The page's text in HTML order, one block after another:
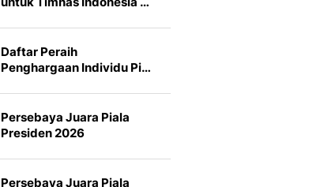
Daftar Peraih
Penghargaan Individu Pi…
Persebaya Juara Piala
Presiden 2026
Persebaya Juara Piala